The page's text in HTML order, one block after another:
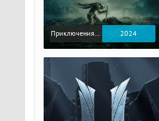
Приключения / Экшен / Ролевые 2024